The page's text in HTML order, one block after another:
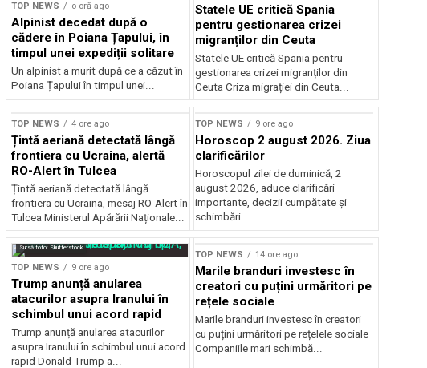
TOP NEWS o oră ago
Alpinist decedat după o
cădere în Poiana Țapului, în
timpul unei expediții solitare
Un alpinist a murit după ce a căzut în
Poiana Țapului în timpul unei...
Statele UE critică Spania
pentru gestionarea crizei
migranților din Ceuta
Statele UE critică Spania pentru
gestionarea crizei migranților din
Ceuta Criza migrației din Ceuta...
TOP NEWS 4 ore ago
Țintă aeriană detectată lângă
frontiera cu Ucraina, alertă
RO-Alert în Tulcea
Țintă aeriană detectată lângă
frontiera cu Ucraina, mesaj RO-Alert în
Tulcea Ministerul Apărării Naționale...
TOP NEWS 9 ore ago
Horoscop 2 august 2026. Ziua
clarificărilor
Horoscopul zilei de duminică, 2
august 2026, aduce clarificări
importante, decizii cumpătate și
schimbări...
Sursă foto: Shutterstock
TOP NEWS 9 ore ago
Trump anunță anularea
atacurilor asupra Iranului în
schimbul unui acord rapid
Trump anunță anularea atacurilor
asupra Iranului în schimbul unui acord
rapid Donald Trump a...
TOP NEWS 14 ore ago
Marile branduri investesc în
creatori cu puțini urmăritori pe
rețele sociale
Marile branduri investesc în creatori
cu puțini urmăritori pe rețelele sociale
Companiile mari schimbă...